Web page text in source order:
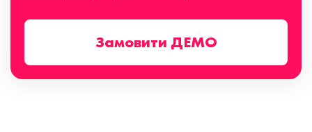
Замовити ДЕМО